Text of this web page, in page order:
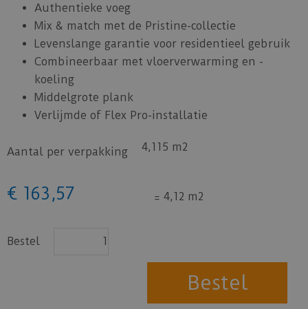
Authentieke voeg
Mix & match met de Pristine-collectie
Levenslange garantie voor residentieel gebruik
Combineerbaar met vloerverwarming en -
koeling
Middelgrote plank
Verlijmde of Flex Pro-installatie
Aantal per verpakking 4,115 m2
€ 163 ,57 = 4,12 m2
Bestel